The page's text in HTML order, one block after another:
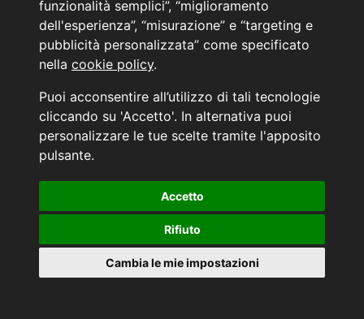
funzionalità semplici”, “miglioramento
dell'esperienza”, “misurazione” e “targeting e
pubblicità personalizzata” come specificato
nella cookie policy.
Puoi acconsentire all’utilizzo di tali tecnologie
cliccando su 'Accetto'. In alternativa puoi
personalizzare le tue scelte tramite l'apposito
pulsante.
Accetto
Rifiuto
Cambia le mie impostazioni
Consulente Online Usato: 0805608980
Consulente Online Hyundai: 0805608985
AUTO PLANET BARI SRL | BARI, via Zippitelli 32-34 - CAP 70132 | P.I. 05126720720
Generata in 0,07 secondi | 216.73.216.44
INFORMATIVA AI SENSI DELL'ART. 79 DEL REG. IVASS n° 40/2018
Aggiorna le tue preferenze di consenso alle tecnologie di tracciamento.